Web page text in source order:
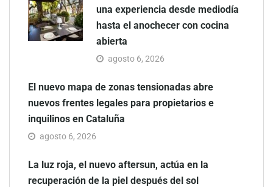
una experiencia desde mediodía
hasta el anochecer con cocina
abierta
agosto 6, 2026
El nuevo mapa de zonas tensionadas abre
nuevos frentes legales para propietarios e
inquilinos en Cataluña
agosto 6, 2026
La luz roja, el nuevo aftersun, actúa en la
recuperación de la piel después del sol